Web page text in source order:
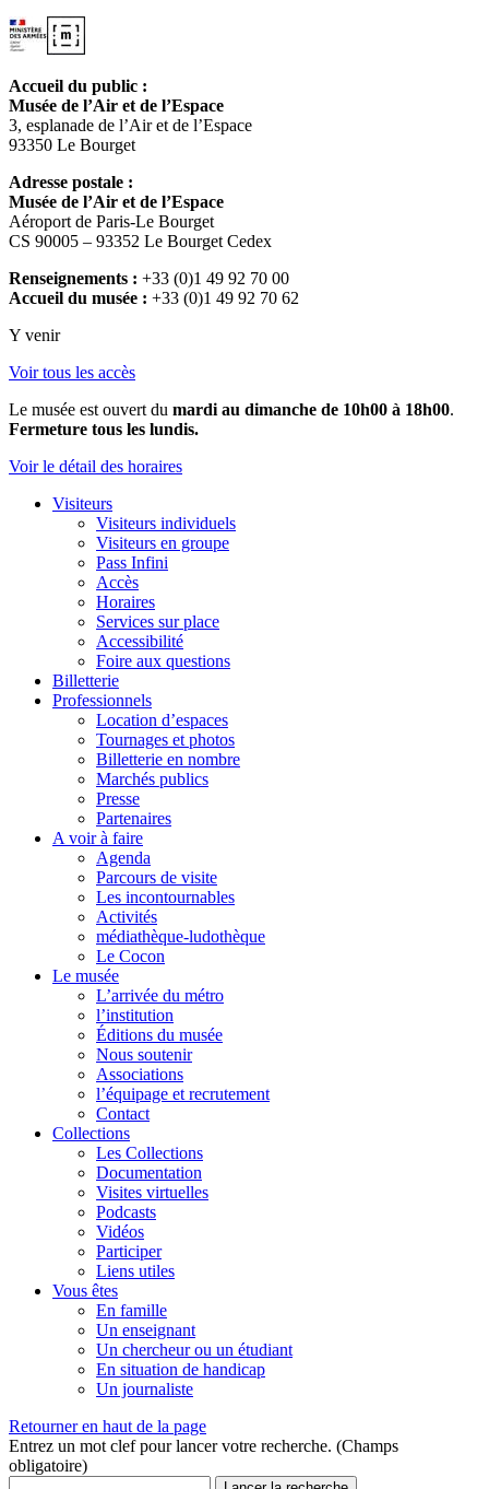
Accueil du public :
Musée de l’Air et de l’Espace
3, esplanade de l’Air et de l’Espace
93350 Le Bourget
Adresse postale :
Musée de l’Air et de l’Espace
Aéroport de Paris-Le Bourget
CS 90005 – 93352 Le Bourget Cedex
Renseignements : +33 (0)1 49 92 70 00
Accueil du musée : +33 (0)1 49 92 70 62
Y venir
Voir tous les accès
Le musée est ouvert du mardi au dimanche de 10h00 à 18h00.
Fermeture tous les lundis.
Voir le détail des horaires
Visiteurs
Visiteurs individuels
Visiteurs en groupe
Pass Infini
Accès
Horaires
Services sur place
Accessibilité
Foire aux questions
Billetterie
Professionnels
Location d’espaces
Tournages et photos
Billetterie en nombre
Marchés publics
Presse
Partenaires
A voir à faire
Agenda
Parcours de visite
Les incontournables
Activités
médiathèque-ludothèque
Le Cocon
Le musée
L’arrivée du métro
l’institution
Éditions du musée
Nous soutenir
Associations
l’équipage et recrutement
Contact
Collections
Les Collections
Documentation
Visites virtuelles
Podcasts
Vidéos
Participer
Liens utiles
Vous êtes
En famille
Un enseignant
Un chercheur ou un étudiant
En situation de handicap
Un journaliste
Retourner en haut de la page
Entrez un mot clef pour lancer votre recherche. (Champs
obligatoire)